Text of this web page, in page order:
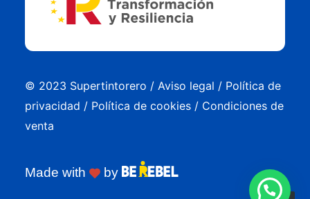
© 2023 Supertintorero / Aviso legal / Política de
privacidad / Política de cookies / Condiciones de
venta
Made with by